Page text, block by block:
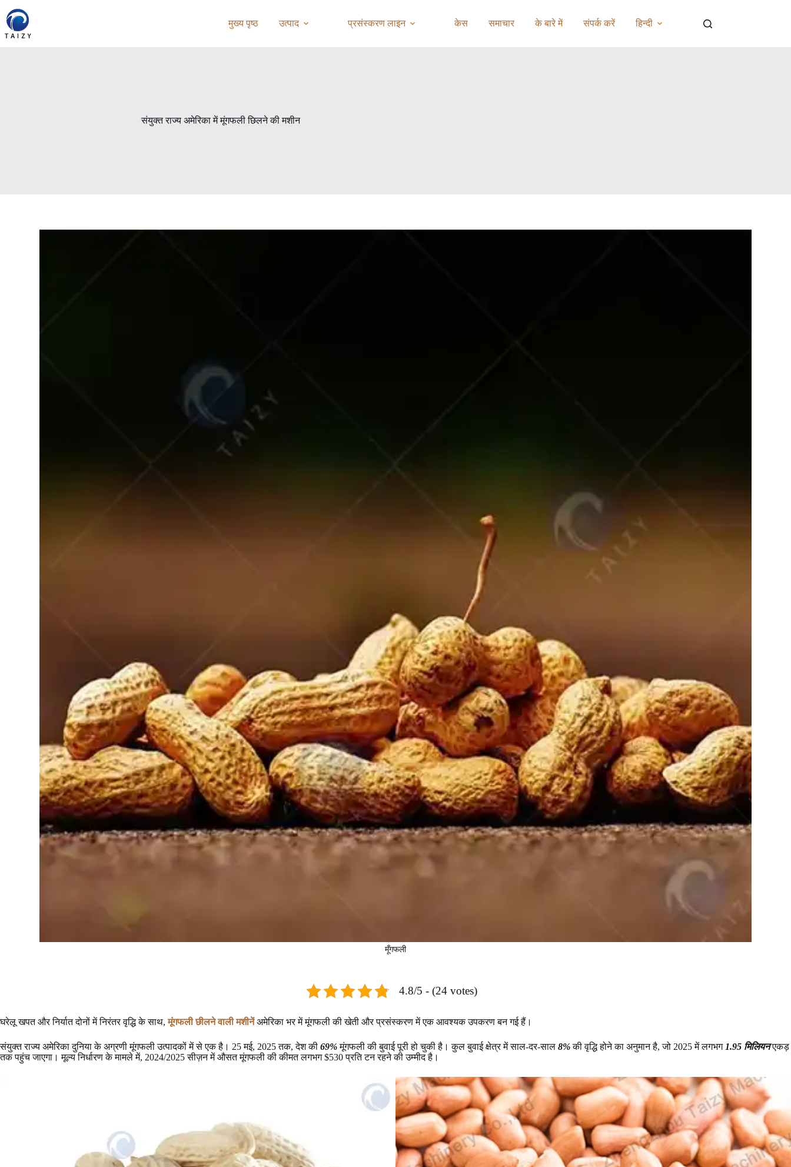
content
मुख्य पृष्ठ उत्पाद प्रसंस्करण लाइन केस समाचार के बारे में संपर्क करें हिन्दी
संयुक्त राज्य अमेरिका में मूंगफली छिलने की मशीन
मूँगफली
4.8/5 - (24 votes)
घरेलू खपत और निर्यात दोनों में निरंतर वृद्धि के साथ,मूंगफली छीलने वाली मशीनेंअमेरिका भर में मूंगफली की खेती और प्रसंस्करण में एक आवश्यक उपकरण बन गई हैं।
संयुक्त राज्य अमेरिका दुनिया के अग्रणी मूंगफली उत्पादकों में से एक है। 25 मई, 2025 तक, देश की 69%मूंगफली की बुवाई पूरी हो चुकी है। कुल बुवाई क्षेत्र में साल-दर-साल 8%की वृद्धि होने का अनुमान है, जो 2025 में लगभग 1.95 मिलियनएकड़
तक पहुंच जाएगा। मूल्य निर्धारण के मामले में, 2024/2025 सीज़न में औसत मूंगफली की कीमत लगभग $530 प्रति टन रहने की उम्मीद है।